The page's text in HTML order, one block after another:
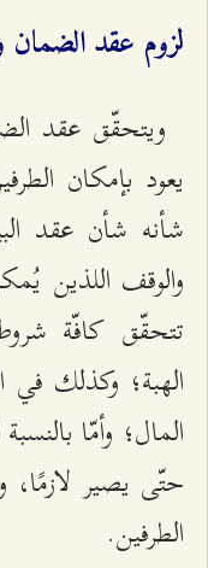
لزوم عقد
ويتحقّق عقد
يعود بإمكان
شأنه شأن عقد
والوقف اللذين
تتحقّق كافّة
الهبة؛ وكذلك
المال؛ وأمّا
حتّى يصير لازمًا،
الطرفين.